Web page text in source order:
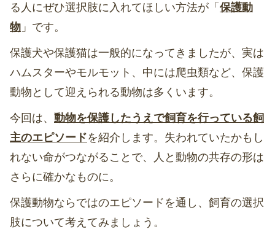
る人にぜひ選択肢に入れてほしい方法が「 保護動
物 」です。
保護犬や保護猫は一般的になってきましたが、実は
ハムスターやモルモット、中には爬虫類など、保護
動物として迎えられる動物は多くいます。
今回は、 動物を保護したうえで飼育を行っている飼
主のエピソードを紹介します。失われていたかもし
れない命がつながることで、人と動物の共存の形は
さらに確かなものに。
保護動物ならではのエピソードを通し、飼育の選択
肢について考えてみましょう。